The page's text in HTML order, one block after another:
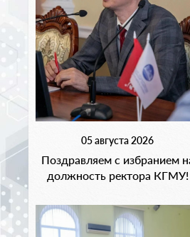
05 августа 2026
Поздравляем с избранием
должность ректора КГМУ!